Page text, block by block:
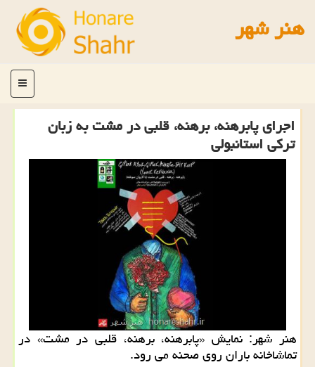
هنر شهر
منو
اجرای پابرهنه، برهنه، قلبی در مشت به زبان
تركی استانبولی
هنر شهر: نمایش «پابرهنه، برهنه، قلبی در مشت» در
تماشاخانه باران روی صحنه می رود.